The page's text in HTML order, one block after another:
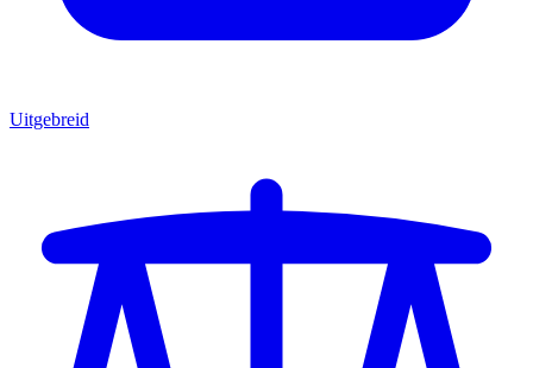
Uitgebreid